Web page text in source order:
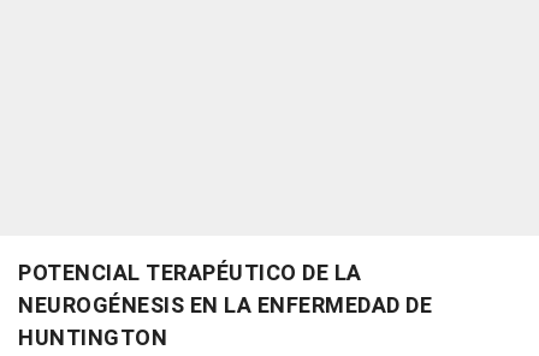
POTENCIAL TERAPÉUTICO DE LA
NEUROGÉNESIS EN LA ENFERMEDAD DE
HUNTINGTON